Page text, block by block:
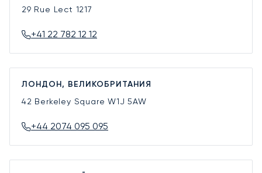
29 Rue Lect 1217
+41 22 782 12 12
ЛОНДОН, ВЕЛИКОБРИТАНИЯ
42 Berkeley SquareW1J 5AW
+44 2074 095 095